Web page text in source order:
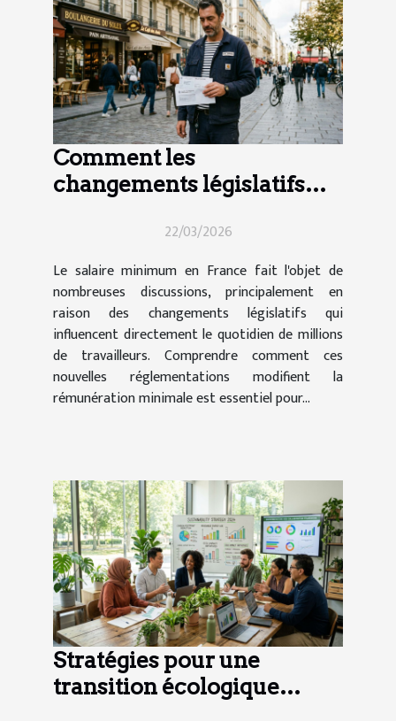
Comment les
changements législatifs
minimum en France ?
22/03/2026
Le salaire minimum en France fait l'objet de
nombreuses discussions, principalement en
raison des changements législatifs qui
influencent directement le quotidien de millions
de travailleurs. Comprendre comment ces
nouvelles réglementations modifient la
rémunération minimale est essentiel pour...
Stratégies pour une
transition écologique